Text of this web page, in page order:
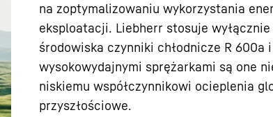
na zoptymalizowaniu wykorzystania
eksploatacji. Liebherr stosuje
środowiska czynniki chłodnicze R 600a
wysokowydajnymi sprężarkami są one
niskiemu współczynnikowi ocieplenia
przyszłościowe.